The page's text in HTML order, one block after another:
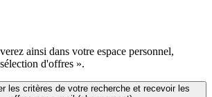
ainsi dans votre espace personnel,
d'offres ».
les critères de votre recherche et recevoir les